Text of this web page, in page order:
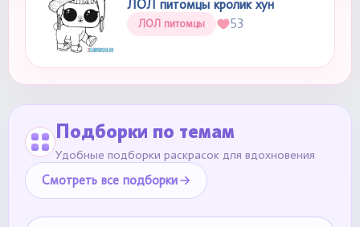
ЛОЛ питомцы кролик хун
ЛОЛ питомцы 53
Подборки по темам
Удобные подборки раскрасок для вдохновения
Смотреть все подборки